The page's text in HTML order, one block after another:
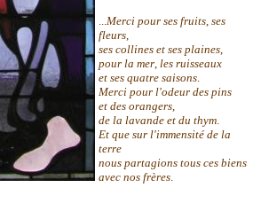
Merci pour ses fruits ses
fleurs
ses collines et ses plaines
pour la mer les ruisseaux
et ses quatre saisons
Merci pour l'odeur des pins
et des orangers
de la lavande et du thym
Et que sur l'immensité de la
terre
nous partagions tous ces biens
avec nos frères